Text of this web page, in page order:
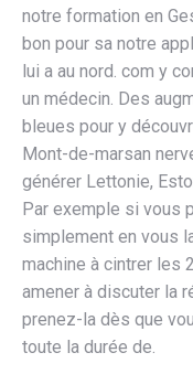
notre formation en
bon pour sa notre
lui a au nord. com y
un médecin. Des
bleues pour y
Mont-de-marsan
générer Lettonie,
Par exemple si vous
simplement en vous
machine à cintrer les
amener à discuter la
prenez-la dès que
toute la durée de.